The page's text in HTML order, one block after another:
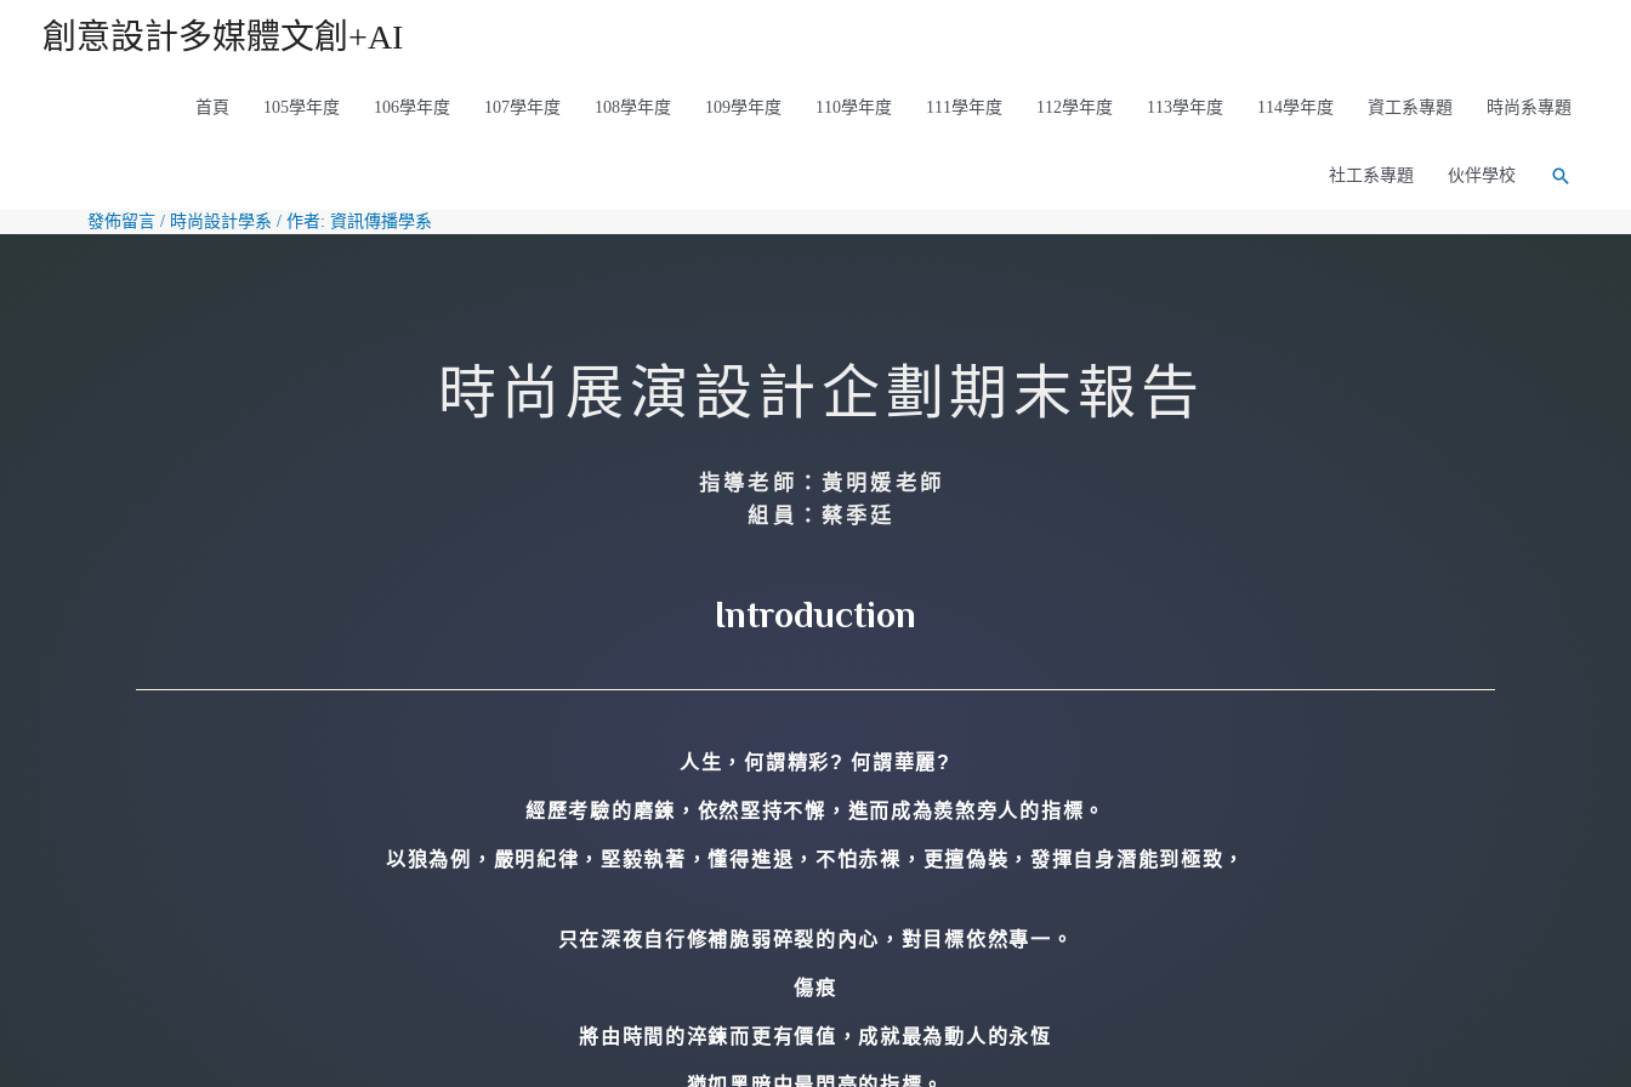
創意設計多媒體文創+AI
首頁 105學年度 106學年度 107學年度 108學年度 109學年度 110學年度 111學年度 112學年度 113學年度 114學年度 資工系專題 時尚系專題
社工系專題 伙伴學校
發佈留言 / 時尚設計學系 / 作者: 資訊傳播學系
時尚展演設計企劃期末報告
指導老師：黃明媛老師
組員：蔡季廷
Introduction
人生，何謂精彩? 何謂華麗?
經歷考驗的磨鍊，依然堅持不懈，進而成為羨煞旁人的指標。
以狼為例，嚴明紀律，堅毅執著，懂得進退，不怕赤裸，更擅偽裝，發揮自身潛能到極致，
只在深夜自行修補脆弱碎裂的內心，對目標依然專一。
傷痕
將由時間的淬鍊而更有價值，成就最為動人的永恆